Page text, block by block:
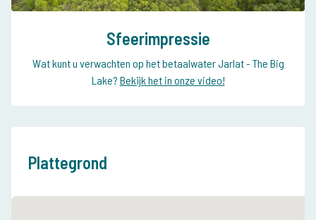
Sfeerimpressie
Wat kunt u verwachten op het betaalwater Jarlat - The Big
Lake? Bekijk het in onze video!
Plattegrond